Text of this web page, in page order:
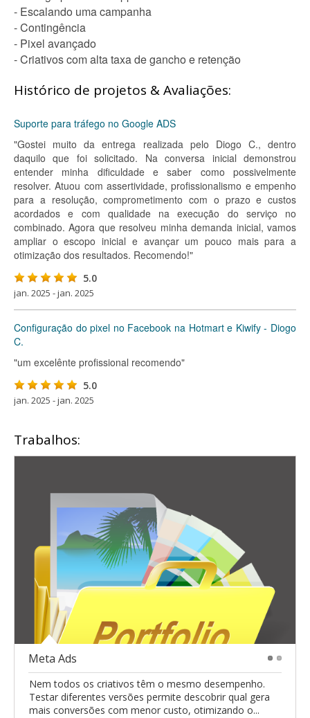
- Escalando uma campanha
- Contingência
- Pixel avançado
- Criativos com alta taxa de gancho e retenção
Histórico de projetos & Avaliações:
Suporte para tráfego no Google ADS
"Gostei muito da entrega realizada pelo Diogo C., dentro
daquilo que foi solicitado. Na conversa inicial demonstrou
entender minha dificuldade e saber como possivelmente
resolver. Atuou com assertividade, profissionalismo e empenho
para a resolução, comprometimento com o prazo e custos
acordados e com qualidade na execução do serviço no
combinado. Agora que resolveu minha demanda inicial, vamos
ampliar o escopo inicial e avançar um pouco mais para a
otimização dos resultados. Recomendo!"
5.0
jan. 2025 - jan. 2025
Configuração do pixel no Facebook na Hotmart e Kiwify - Diogo
C.
"um excelênte profissional recomendo"
5.0
jan. 2025 - jan. 2025
Trabalhos:
Meta Ads
Nem todos os criativos têm o mesmo desempenho.
Testar diferentes versões permite descobrir qual gera
mais conversões com menor custo, otimizando o...